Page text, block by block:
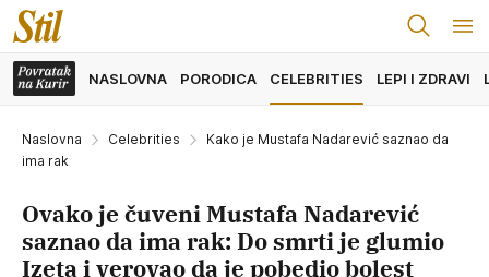
NASLOVNA PORODICA CELEBRITIES LEPI I ZDRAVI
Naslovna Celebrities
Kako je Mustafa Nadarević saznao da
ima rak
Ovako je čuveni Mustafa Nadarević
saznao da ima rak: Do smrti je glumio
Izeta i verovao da je pobedio bolest